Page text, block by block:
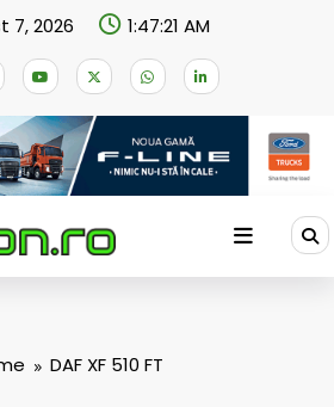
7, 2026 1:47:21 AM
DAF XF 510 FT